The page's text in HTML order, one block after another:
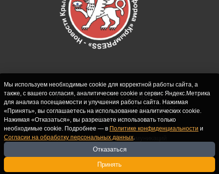
СИ "Новости Крыма - КрымPRESS".
Свидетельство о регистрации СМИ ЭЛ № ФС
77-62916 выдано Федеральной службой по
надзору в сфере связи, информационных
технологий и массовых коммуникаций
(Роскомнадзор) 10.09.2015. Учредитель и
главный редактор: Крутских С.М. Почта:
crimearfinfo@yandex.ru. Телефон Редакции:
Мы используем необходимые cookie для корректной работы сайта, а
также, с вашего согласия, аналитические cookie и сервис Яндекс.Метрика
для анализа посещаемости и улучшения работы сайта. Нажимая
«Принять», вы соглашаетесь на использование аналитических cookie.
Нажимая «Отказаться», вы разрешаете использовать только
необходимые cookie. Подробнее — в Политике конфиденциальности и
Согласии на обработку персональных данных.
Отказаться
Принять